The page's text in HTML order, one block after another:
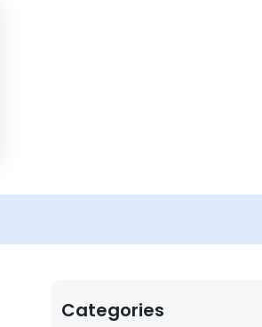
Categories